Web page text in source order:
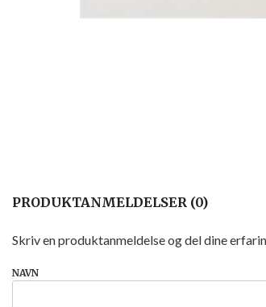
PRODUKTANMELDELSER (0)
Skriv en produktanmeldelse og del dine
NAVN